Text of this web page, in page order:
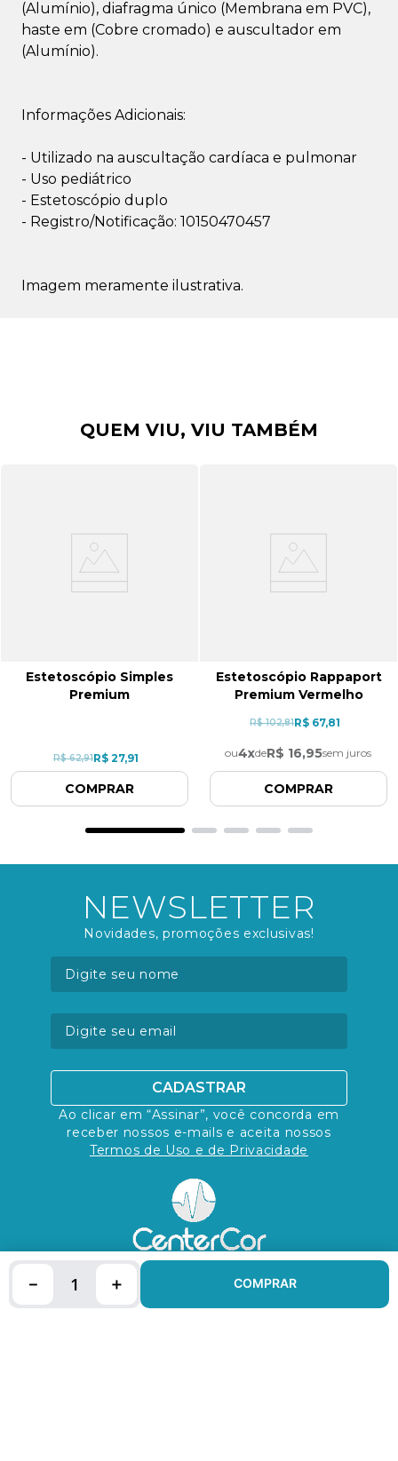
＋
－ COMPRAR
(Alumínio), diafragma único (Membrana em PVC),
haste em (Cobre cromado) e auscultador em
(Alumínio).
Informações Adicionais:
- Utilizado na auscultação cardíaca e pulmonar
- Uso pediátrico
- Estetoscópio duplo
- Registro/Notificação: 10150470457
Imagem meramente ilustrativa.
QUEM VIU, VIU TAMBÉM
Estetoscópio Simples
Premium
R$ 62,91R$ 27,91
COMPRAR
Estetoscópio Rappaport
Premium Vermelho
R$ 102,81R$ 67,81
ou4xdeR$ 16,95sem juros
COMPRAR
NEWSLETTER
Novidades, promoções exclusivas!
CADASTRAR
Ao clicar em “Assinar”, você concorda em
receber nossos e-mails e aceita nossos
Termos de Uso e de Privacidade
INSTITUCIONAIS